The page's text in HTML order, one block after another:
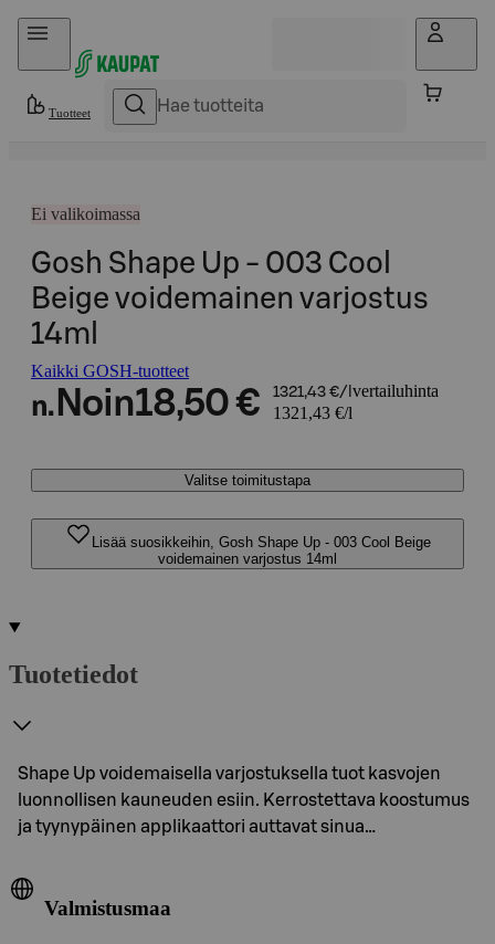
Hyppää sisältöön
Tuotteet
Ei valikoimassa
Gosh Shape Up - 003 Cool
Beige voidemainen varjostus
14ml
Kaikki GOSH-tuotteet
n. Noin18,50 € 1321,43 €/l vertailuhinta
1321,43 €/l
Valitse toimitustapa
Lisää suosikkeihin, Gosh Shape Up - 003 Cool Beige
voidemainen varjostus 14ml
Tuotetiedot
Shape Up voidemaisella varjostuksella tuot kasvojen
luonnollisen kauneuden esiin. Kerrostettava koostumus
ja tyynypäinen applikaattori auttavat sinua…
Valmistusmaa